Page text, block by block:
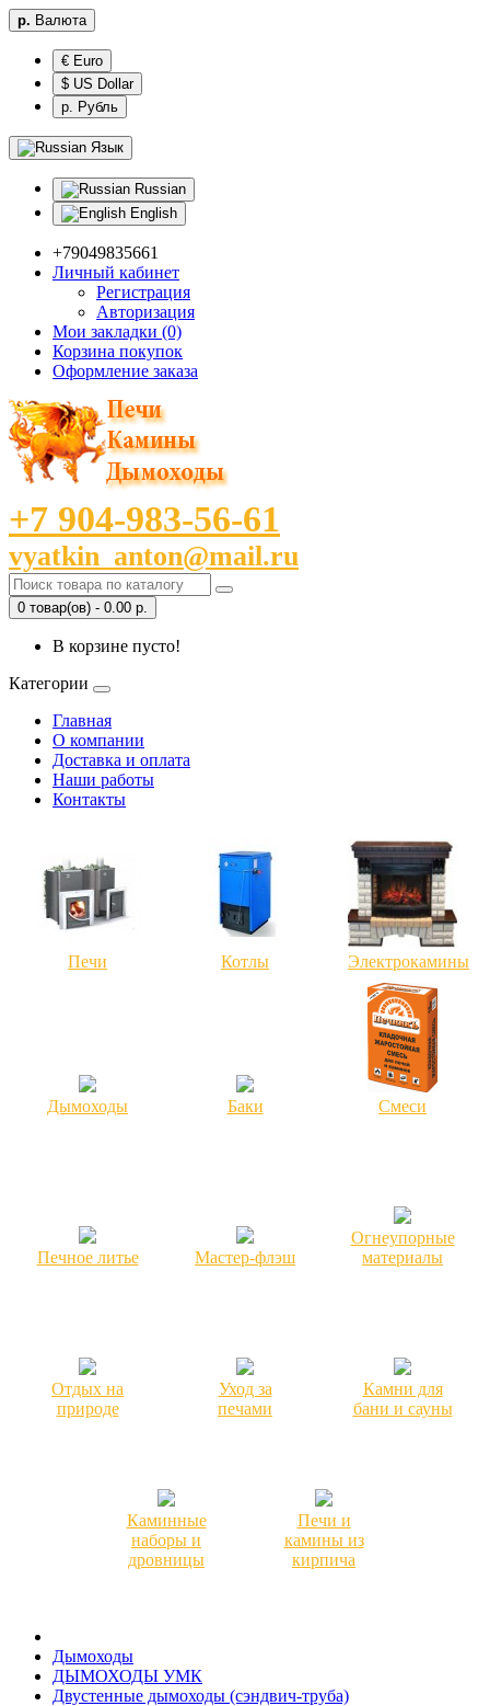
р. Валюта
€ Euro
$ US Dollar
р. Рубль
Язык
Russian
English
+79049835661
Личный кабинет
Регистрация
Авторизация
Мои закладки (0)
Корзина покупок
Оформление заказа
+7 904-983-56-61
vyatkin_anton@mail.ru
0 товар(ов) - 0.00 р.
В корзине пусто!
Категории
Главная
О компании
Доставка и оплата
Наши работы
Контакты
Печи Котлы Электрокамины
Дымоходы Баки Смеси
Печное литье Мастер-флэш
Огнеупорные
материалы
Отдых на
природе
Уход за
печами
Камни для
бани и сауны
Каминные
наборы и
дровницы
Печи и
камины из
кирпича
Дымоходы
ДЫМОХОДЫ УМК
Двустенные дымоходы (сэндвич-труба)